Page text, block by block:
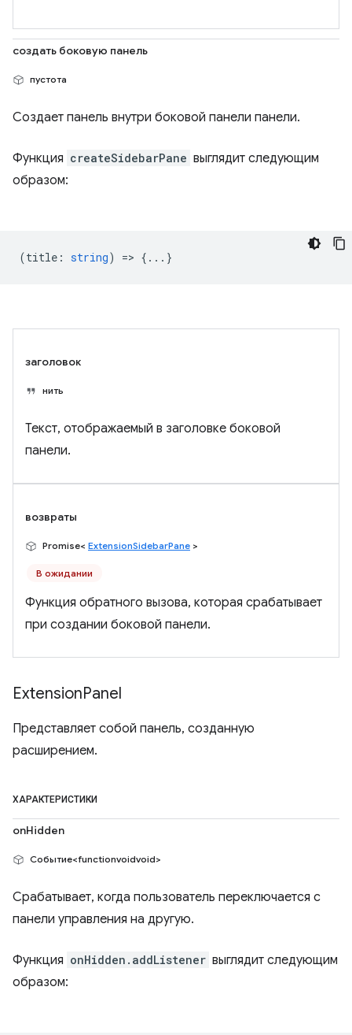
создать боковую панель
пустота
Создает панель внутри боковой панели панели.
Функция createSidebarPane выглядит следующим
образом:
(title : string) => {...}
заголовок
нить
Текст, отображаемый в заголовке боковой
панели.
возвраты
Promise< ExtensionSidebarPane >
В ожидании
Функция обратного вызова, которая срабатывает
при создании боковой панели.
ExtensionPanel
Представляет собой панель, созданную
расширением.
ХАРАКТЕРИСТИКИ
onHidden
Событие<functionvoidvoid>
Срабатывает, когда пользователь переключается с
панели управления на другую.
Функция onHidden.addListener выглядит следующим
образом: